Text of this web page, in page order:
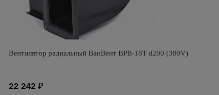
Вентилятор радиальный ВанВент ВРВ-18Т d200 (380V)
22 242 ₽